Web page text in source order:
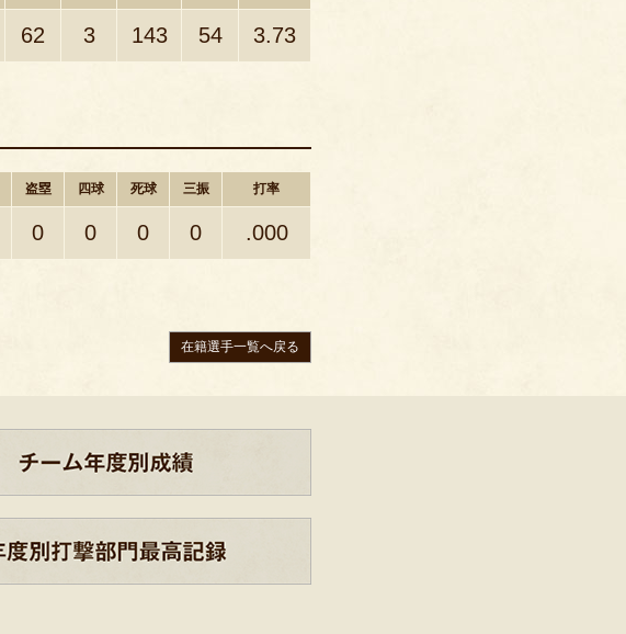
62 3 143 54 3.73
盗塁 四球 死球 三振 打率
0 0 0 0 .000
在籍選手一覧へ戻る